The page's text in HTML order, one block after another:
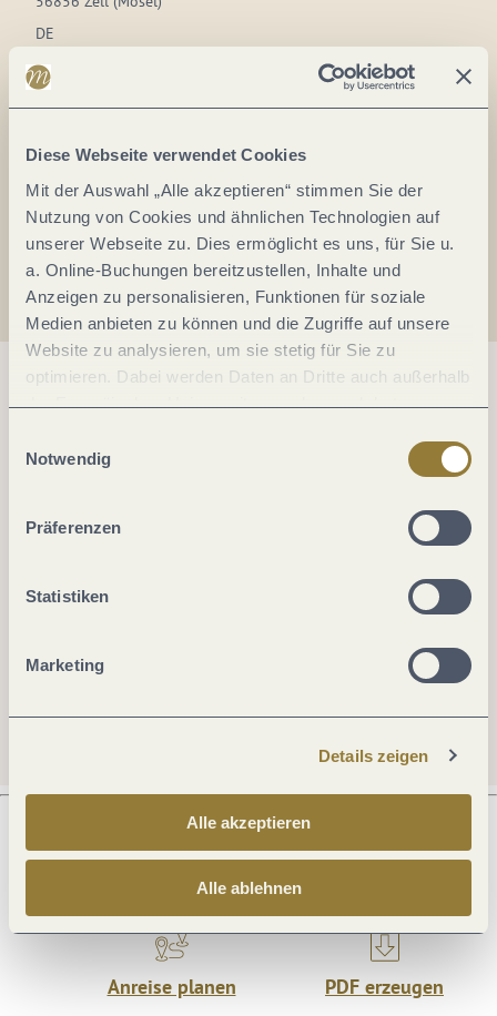
Diese Webseite verwendet Cookies
Mit der Auswahl „Alle akzeptieren“ stimmen Sie der
Nutzung von Cookies und ähnlichen Technologien auf
unserer Webseite zu. Dies ermöglicht es uns, für Sie u.
a. Online-Buchungen bereitzustellen, Inhalte und
Anzeigen zu personalisieren, Funktionen für soziale
Medien anbieten zu können und die Zugriffe auf unsere
Website zu analysieren, um sie stetig für Sie zu
optimieren. Dabei werden Daten an Dritte auch außerhalb
der Europäischen Union weitergegeben und dort
jederzeit widerrufen werden. Mit der Auswahl "Alle
ablehnen" kann es zu Beeinträchtigungen in der Nutzung
Notwendig
Präferenzen
Statistiken
Marketing
Details zeigen
Alle akzeptieren
Alle ablehnen
DE
Tel.:
Webseite:www.stadt-zell-mosel.de
Anreise planen
Anreise planen PDF erzeugen